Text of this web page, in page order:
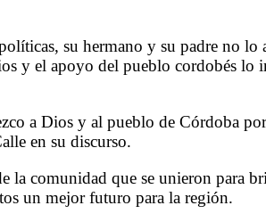
su hermano y su padre no lo
y el apoyo del pueblo cordobés lo
a Dios y al pueblo de Córdoba
en su discurso.
la comunidad que se unieron para
un mejor futuro para la región.